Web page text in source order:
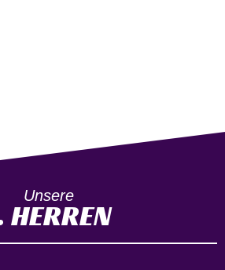
Unsere
HERREN